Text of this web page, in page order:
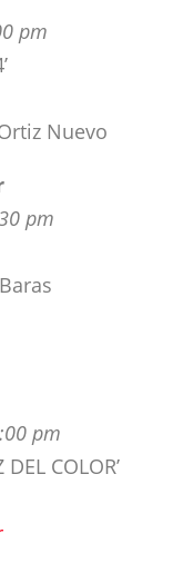
Nuevo
pm
pm
COLOR’